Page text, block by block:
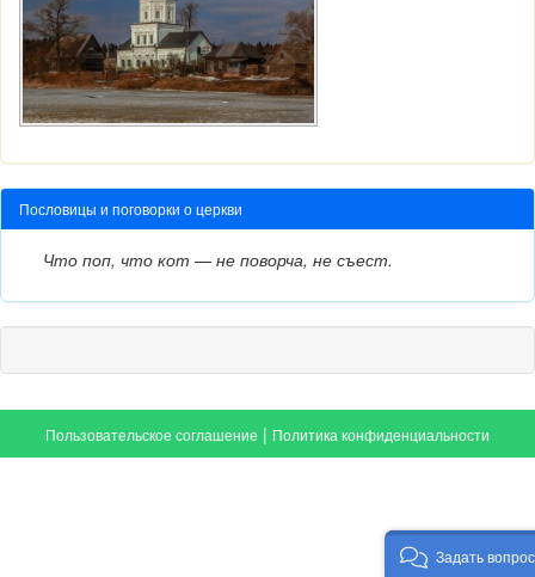
Пословицы и поговорки о церкви
Что поп, что кот — не поворча, не съест.
Пользовательское соглашение | Политика конфиденциальности
Задать вопрос